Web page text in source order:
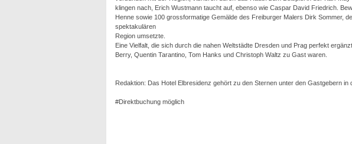
klingen nach, Erich Wustmann taucht auf, ebenso wie Caspar David Friedrich.
Henne sowie 100 grossformatige Gemälde des Freiburger Malers Dirk Sommer,
spektakulären
Region umsetzte.
Eine Vielfalt, die sich durch die nahen Weltstädte Dresden und Prag perfekt
Berry, Quentin Tarantino, Tom Hanks und Christoph Waltz zu Gast waren.
Redaktion: Das Hotel Elbresidenz gehört zu den Sternen unter den Gastgebern in
#Direktbuchung möglich